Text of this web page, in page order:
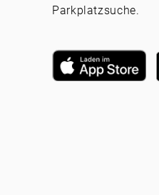
Parkplatzsuche.